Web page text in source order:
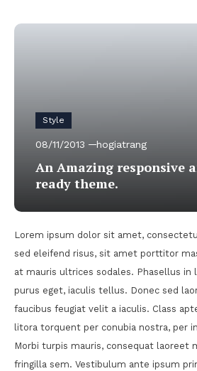
Style
08/11/2013 hogiatrang
An Amazing responsive
ready theme.
Lorem ipsum dolor sit amet,
sed eleifend risus, sit amet porttitor
at mauris ultrices sodales. Phasellus in
purus eget, iaculis tellus. Donec sed
faucibus feugiat velit a iaculis. Class
litora torquent per conubia nostra, per
Morbi turpis mauris, consequat laoreet
fringilla sem. Vestibulum ante ipsum